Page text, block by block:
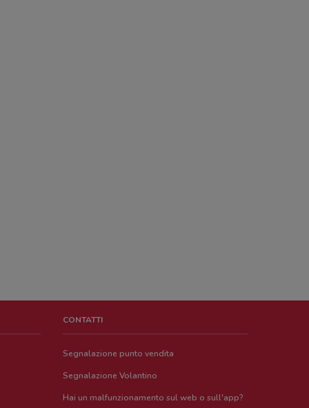
CONTATTI
Segnalazione punto vendita
Segnalazione Volantino
Hai un malfunzionamento sul web o sull'app?